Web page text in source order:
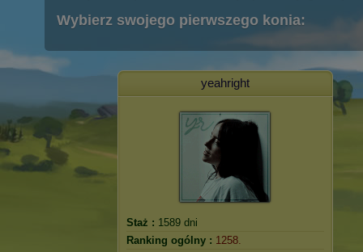
Wybierz swojego pierwszego konia:
yeahright
Staż : 1589 dni
Ranking ogólny : 1258.